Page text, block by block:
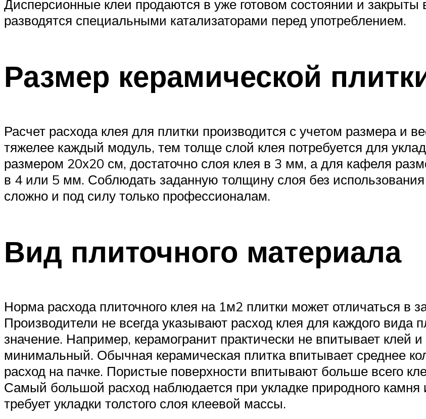
Дисперсионные клеи продаются в уже готовом состоянии и закрыты
разводятся специальными катализаторами перед употреблением.
Размер керамической
Расчет расхода клея для плитки производится с учетом размера и
тяжелее каждый модуль, тем толще слой клея потребуется для
размером 20х20 см, достаточно слоя клея в 3 мм, а для кафеля
в 4 или 5 мм. Соблюдать заданную толщину слоя без использования
сложно и под силу только профессионалам.
Вид плиточного материала
Норма расхода плиточного клея на 1м2 плитки может отличаться в
Производители не всегда указывают расход клея для каждого вида
значение. Например, керамогранит практически не впитывает клей и
минимальный. Обычная керамическая плитка впитывает среднее
расход на пачке. Пористые поверхности впитывают больше всего
Самый большой расход наблюдается при укладке природного камня
требует укладки толстого слоя клеевой массы.